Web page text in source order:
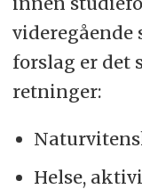
videregående
forslag er det
retninger:
Helse,